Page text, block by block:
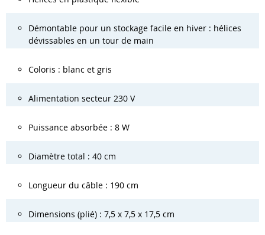
Démontable pour un stockage facile en hiver : hélices
dévissables en un tour de main
Coloris : blanc et gris
Alimentation secteur 230 V
Puissance absorbée : 8 W
Diamètre total : 40 cm
Longueur du câble : 190 cm
Dimensions (plié) : 7,5 x 7,5 x 17,5 cm